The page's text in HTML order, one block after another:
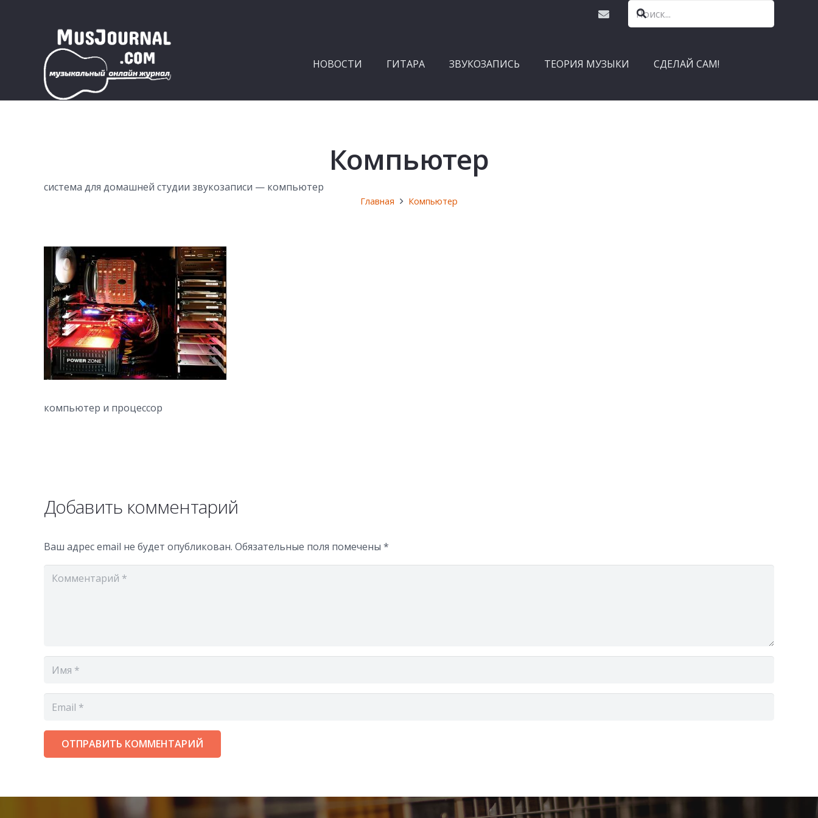
НОВОСТИ ГИТАРА ЗВУКОЗАПИСЬ ТЕОРИЯ МУЗЫКИ СДЕЛАЙ САМ!
Компьютер
система для домашней студии звукозаписи — компьютер
Главная Компьютер
компьютер и процессор
Добавить комментарий
Ваш адрес email не будет опубликован. Обязательные поля помечены *
ОТПРАВИТЬ КОММЕНТАРИЙ